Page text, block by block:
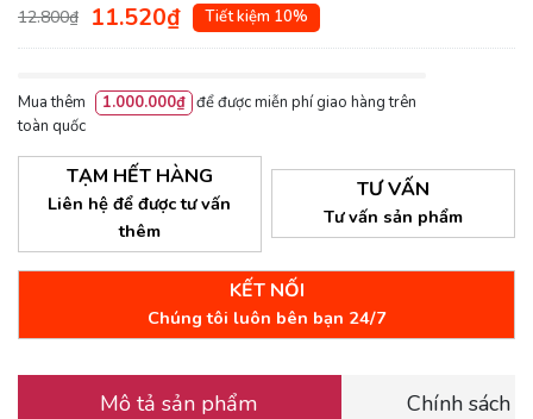
12.800₫ 11.520₫ Tiết kiệm 10%
Mua thêm 1.000.000₫ để được miễn phí giao hàng trên
toàn quốc
TẠM HẾT HÀNG
Liên hệ để được tư vấn
thêm
TƯ VẤN
Tư vấn sản phẩm
KẾT NỐI
Chúng tôi luôn bên bạn 24/7
Mô tả sản phẩm Chính sách